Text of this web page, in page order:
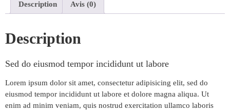
Description Avis (0)
Description
Sed do eiusmod tempor incididunt ut labore
Lorem ipsum dolor sit amet, consectetur adipisicing elit, sed do
eiusmod tempor incididunt ut labore et dolore magna aliqua. Ut
enim ad minim veniam, quis nostrud exercitation ullamco laboris